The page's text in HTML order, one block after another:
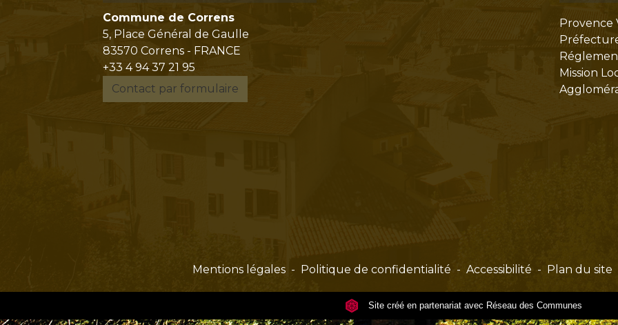
Commune de Correns
5, Place Général de Gaulle
83570 Correns - FRANCE
+33 4 94 37 21 95
Contact par formulaire
Provence
Mission
Mentions légales - Politique de confidentialité - Accessibilité - Plan du site
Site créé en partenariat avec Réseau des Communes